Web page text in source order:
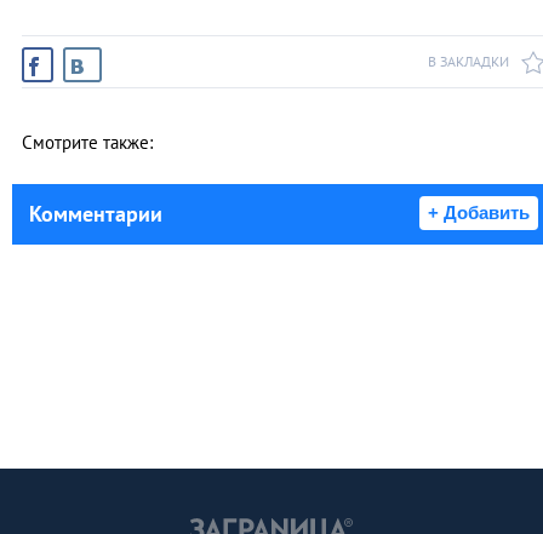
В ЗАКЛАДКИ
Смотрите также:
Комментарии + Добавить